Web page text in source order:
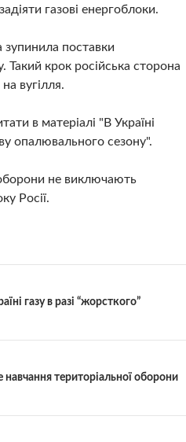
газові енергоблоки.
зупинила поставки
Такий крок російська сторона
вугілля.
в матеріалі "В Україні
опалювального сезону".
не виключають
Росії.
газу в разі “жорсткого”
територіальної оборони